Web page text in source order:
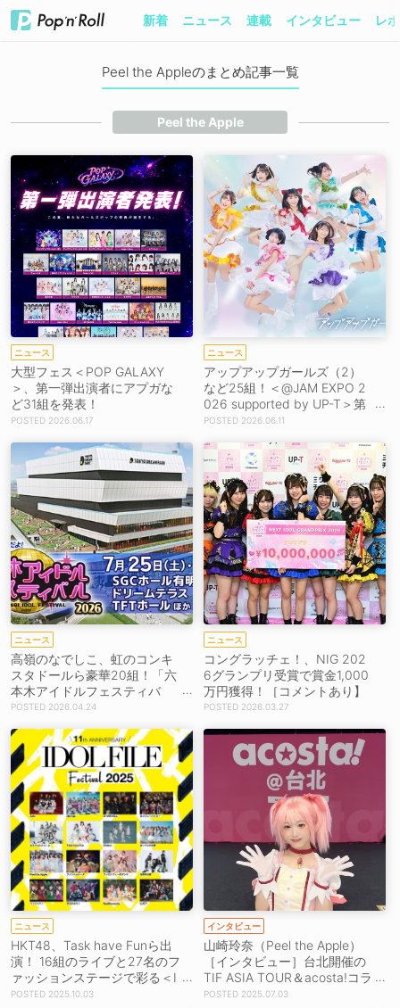
新着 ニュース 連載 インタビュー レ
Peel the Appleのまとめ記事一覧
Peel the Apple
ニュース
大型フェス＜POP GALAXY
＞、第一弾出演者にアプガな
ど31組を発表！
2026.06.17
ニュース
アップアップガールズ（2）
など25組！＜@JAM EXPO 2
026 supported by UP-T＞第
2弾出演者発表！
2026.06.11
ニュース
高嶺のなでしこ、虹のコンキ
スタドールら豪華20組！「六
本木アイドルフェスティバ
ル」7月25日・26日開催決
2026.04.24
ニュース
コングラッチェ！、NIG 202
6グランプリ受賞で賞金1,000
万円獲得！［コメントあり】
2026.03.27
ニュース
HKT48、Task have Funら出
演！ 16組のライブと27名のフ
ァッションステージで彩る＜I
DOL FILE FESTIVAL 2025＞
2025.10.03
インタビュー
山崎玲奈（Peel the Apple）
［インタビュー］台北開催の
TIF ASIA TOUR＆acosta!コラ
ボイベントで魅力あふれるコ
2025.07.03